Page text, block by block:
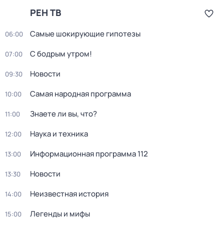
РЕН ТВ
06:00 Самые шoкиpующие гипотезы
07:00 С бодрым утром!
09:30 Новости
10:00 Самая народная программа
11:00 Знаете ли вы, что?
12:00 Наука и техника
13:00 Информационная программа 112
13:30 Новости
14:00 Неизвестная история
15:00 Легенды и мифы